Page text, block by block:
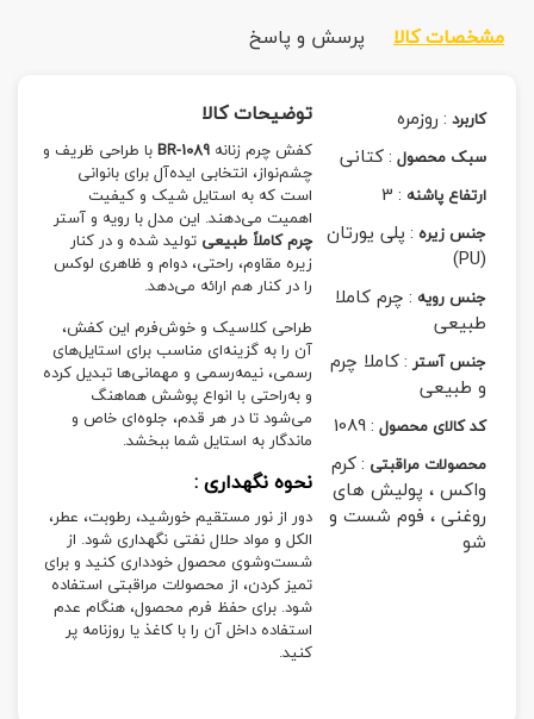
مشخصات کالا پرسش و پاسخ
کاربرد :روزمره
سبک محصول :کتانی
ارتفاع پاشنه :
3
جنس زیره :پلی یورتان
(PU)
جنس رویه :چرم کاملا
طبیعی
جنس آستر :کاملا چرم
و طبیعی
کد کالای محصول :
1089
محصولات مراقبتی :کرم
واکس ، پولیش های
روغنی ، فوم شست و
شو
توضیحات کالا
کفش چرم زنانهBR-1089با طراحی ظریف و
چشم‌نواز، انتخابی ایده‌آل برای بانوانی
است که به استایل شیک و کیفیت
اهمیت می‌دهند. این مدل با رویه و آستر
چرم کاملاً طبیعی تولید شده و در کنار
زیره مقاوم، راحتی، دوام و ظاهری لوکس
را در کنار هم ارائه می‌دهد.
طراحی کلاسیک و خوش‌فرم این کفش،
آن را به گزینه‌ای مناسب برای استایل‌های
رسمی، نیمه‌رسمی و مهمانی‌ها تبدیل کرده
و به‌راحتی با انواع پوشش هماهنگ
می‌شود تا در هر قدم، جلوه‌ای خاص و
ماندگار به استایل شما ببخشد.
نحوه نگهداری :
دور از نور مستقیم خورشید، رطوبت، عطر،
الکل و مواد حلال نفتی نگهداری شود. از
شست‌وشوی محصول خودداری کنید و برای
تمیز کردن، از محصولات مراقبتی استفاده
شود. برای حفظ فرم محصول، هنگام عدم
استفاده داخل آن را با کاغذ یا روزنامه پر
کنید.